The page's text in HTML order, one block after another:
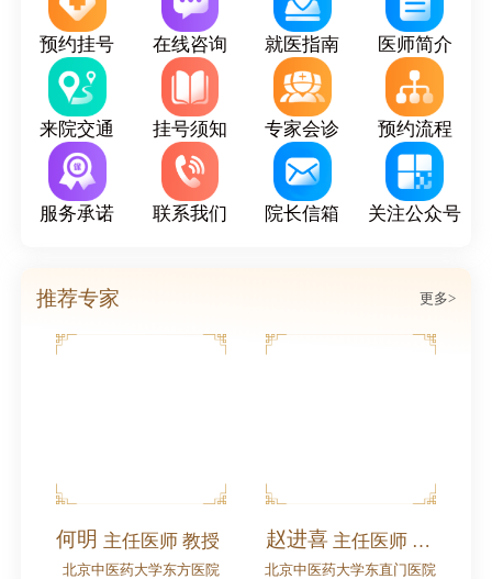
预约挂号 在线咨询 就医指南 医师简介
来院交通 挂号须知 专家会诊 预约流程
服务承诺 联系我们 院长信箱 关注公众号
推荐专家 更多>
何明 主任医师 教授
北京中医药大学东方医院
赵进喜 主任医师 全国名中医
北京中医药大学东直门医院